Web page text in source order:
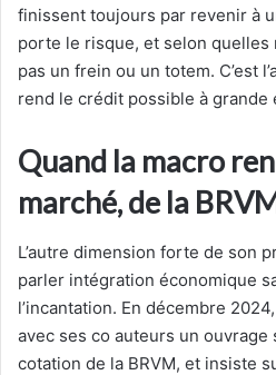
finissent toujours par revenir à
porte le risque, et selon quelles
pas un frein ou un totem. C’est
rend le crédit possible à grande
Quand la macro
marché, de la
L’autre dimension forte de son
parler intégration économique
l’incantation. En décembre
avec ses co auteurs un ouvrage
cotation de la BRVM, et insiste